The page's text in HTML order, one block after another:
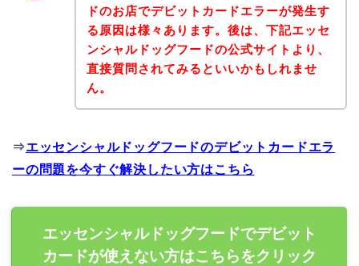
ドのお店でデビットカードエラーが発生す
る原因は様々あります。後は、下記エッセ
ンシャルドッグフードの公式サイトより、
直接質問されてみるといいかもしれませ
ん。
⇒エッセンシャルドッグフードのデビットカードエラ
ーの問題を今すぐ解決したい方はこちら
エッセンシャルドッグフードでデビット
カードが使えない方はこちらをクリック